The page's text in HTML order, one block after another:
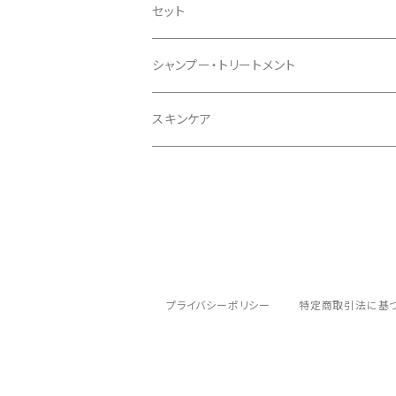
セット
シャンプー・トリートメント
スキンケア
プライバシーポリシー 特定商取引法に基